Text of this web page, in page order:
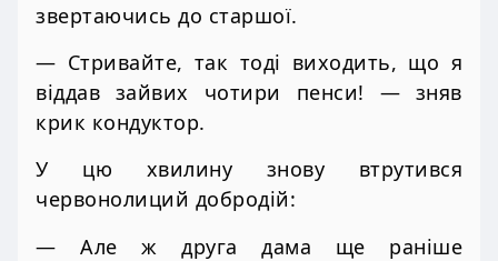
звертаючись до старшої.
— Стривайте, так тоді виходить, що я
віддав зайвих чотири пенси! — зняв
крик кондуктор.
У цю хвилину знову втрутився
червонолиций добродій:
— Але ж друга дама ще раніше